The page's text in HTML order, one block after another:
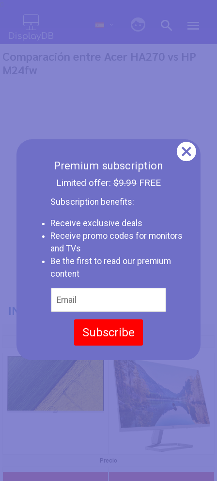
Premium subscription
Limited offer: $9.99FREE
Subscription benefits:
Receive exclusive deals
Receive promo codes for monitors
and TVs
Be the first to read our premium
content
Subscribe
Comparación entre Acer HA270 vs HP
M24fw
INFORMACIÓN GENERAL
Modelo
Precio